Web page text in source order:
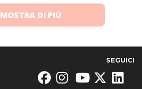
MOSTRA DI PIÙ
SEGUICI